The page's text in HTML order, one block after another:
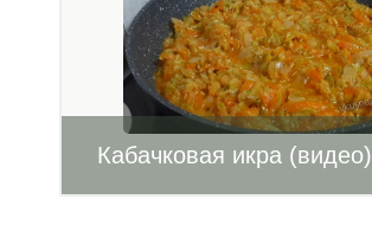
Кабачковая икра (видео)